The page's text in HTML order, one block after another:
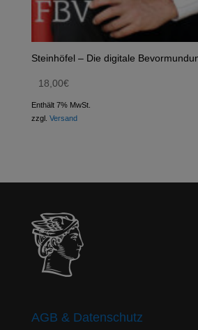
Steinhöfel – Die digitale
18,00€
Enthält 7% MwSt.
zzgl. Versand
AGB & Datenschutz